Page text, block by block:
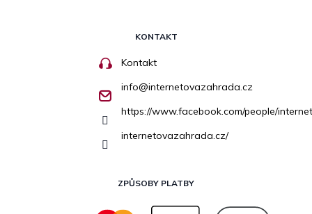
KONTAKT
Kontakt
info@internetovazahrada.cz
https://www.facebook.com/people/
internetovazahrada.cz/
ZPŮSOBY PLATBY